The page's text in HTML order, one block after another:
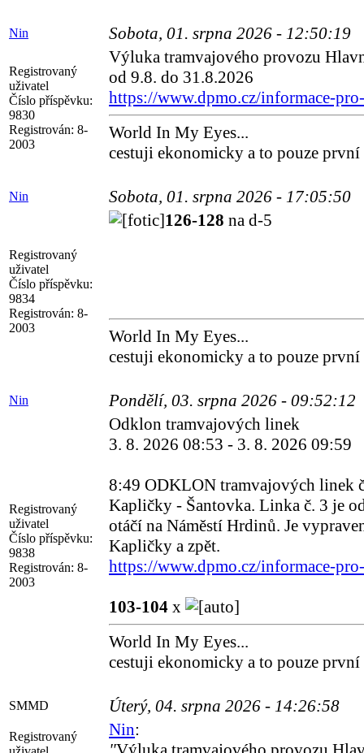
Nin Sobota, 01. srpna 2026 - 12:50:19
Registrovaný
uživatel
Číslo příspěvku:
9830
Registrován: 8-
2003
Výluka tramvajového provozu
od 9.8. do 31.8.2026
https://www.dpmo.cz/informace-
World In My Eyes...
cestuji ekonomicky a to pouze
Nin Sobota, 01. srpna 2026 - 17:05:50
Registrovaný
uživatel
Číslo příspěvku:
9834
Registrován: 8-
2003
126-128 na d-5
World In My Eyes...
cestuji ekonomicky a to pouze
Nin Pondělí, 03. srpna 2026 - 09:52:12
Registrovaný
uživatel
Číslo příspěvku:
9838
Registrován: 8-
2003
Odklon tramvajových linek
3. 8. 2026 08:53 - 3. 8. 2026 09:59
8:49 ODKLON tramvajových linek
Kapličky - Šantovka. Linka č. 3 je
otáčí na Náměstí Hrdinů. Je
Kapličky a zpět.
https://www.dpmo.cz/informace-
103-104 x
World In My Eyes...
cestuji ekonomicky a to pouze
SMMD Úterý, 04. srpna 2026 - 14:26:58
Registrovaný
Nin: